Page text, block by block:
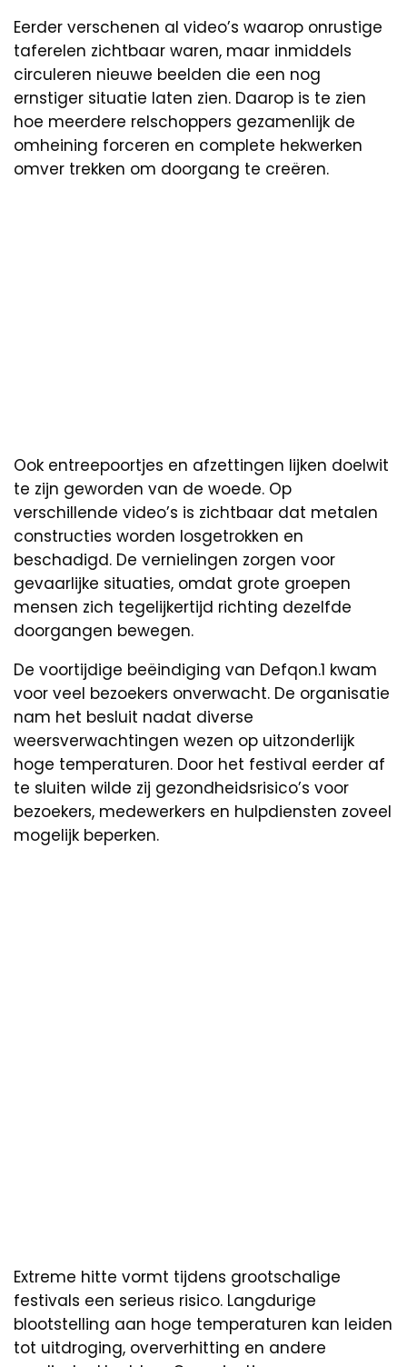
Eerder verschenen al video’s waarop onrustige
taferelen zichtbaar waren, maar inmiddels
circuleren nieuwe beelden die een nog
ernstiger situatie laten zien. Daarop is te zien
hoe meerdere relschoppers gezamenlijk de
omheining forceren en complete hekwerken
omver trekken om doorgang te creëren.
Ook entreepoortjes en afzettingen lijken doelwit
te zijn geworden van de woede. Op
verschillende video’s is zichtbaar dat metalen
constructies worden losgetrokken en
beschadigd. De vernielingen zorgen voor
gevaarlijke situaties, omdat grote groepen
mensen zich tegelijkertijd richting dezelfde
doorgangen bewegen.
De voortijdige beëindiging van Defqon.1 kwam
voor veel bezoekers onverwacht. De organisatie
nam het besluit nadat diverse
weersverwachtingen wezen op uitzonderlijk
hoge temperaturen. Door het festival eerder af
te sluiten wilde zij gezondheidsrisico’s voor
bezoekers, medewerkers en hulpdiensten zoveel
mogelijk beperken.
Extreme hitte vormt tijdens grootschalige
festivals een serieus risico. Langdurige
blootstelling aan hoge temperaturen kan leiden
tot uitdroging, oververhitting en andere